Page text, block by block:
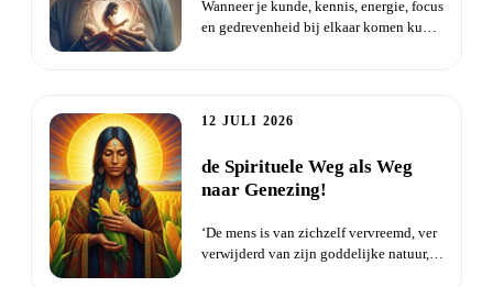
Wanneer je kunde, kennis, energie, focus
en gedrevenheid bij elkaar komen kun
12 JULI 2026
de Spirituele Weg als Weg
naar Genezing!
‘De mens is van zichzelf vervreemd, ver
verwijderd van zijn goddelijke natuur,